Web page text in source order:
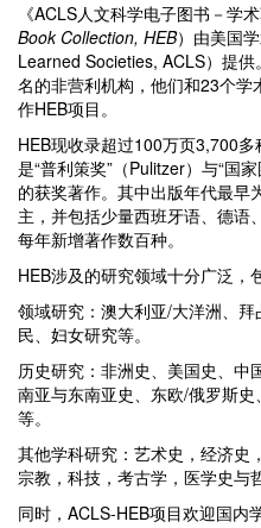
《ACLS人文科学电子图书－学
Book Collection, HEB）由美国
Learned Societies, ACLS）提
名的非营利机构，他们和23个
作HEB项目。
HEB现收录超过100万页3,700
是“普利策奖”（Pulitzer）与“国
的获奖著作。其中出版年代最早
主，并包括少量西班牙语、德语
每年新增著作数百种。
HEB涉及的研究领域十分广泛，
领域研究：澳大利亚/大洋洲、
民、妇女研究等。
历史研究：非洲史、美国史、中
南亚与东南亚史、东欧/俄罗斯
等。
其他学科研究：艺术史，经济史
宗教，科技，考古学，医学史与
同时，ACLS-HEB项目欢迎国内